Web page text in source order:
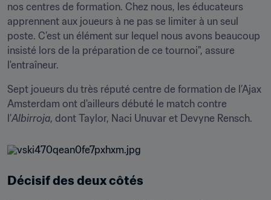
nos centres de formation. Chez nous, les éducateurs
apprennent aux joueurs à ne pas se limiter à un seul
poste. C’est un élément sur lequel nous avons beaucoup
insisté lors de la préparation de ce tournoi", assure
l'entraîneur.
Sept joueurs du très réputé centre de formation de l’Ajax
Amsterdam ont d'ailleurs débuté le match contre
l’Albirroja, dont Taylor, Naci Unuvar et Devyne Rensch.
Décisif des deux côtés